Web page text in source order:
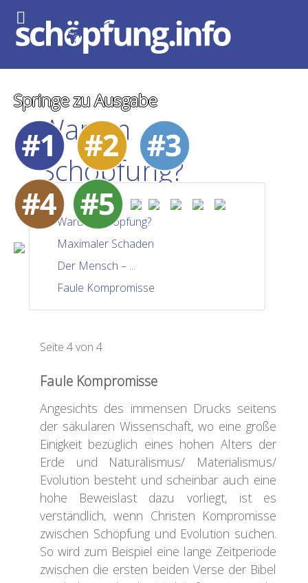
Springe zu Ausgabe
Warum
Schöpfung?
Warum Schöpfung?
Maximaler Schaden
Der Mensch – ...
Faule Kompromisse
Seite 4 von 4
Faule Kompromisse
Angesichts des immensen Drucks seitens
der säkularen Wissenschaft, wo eine große
Einigkeit bezüglich eines hohen Alters der
Erde und Naturalismus/ Materialismus/
Evolution besteht und scheinbar auch eine
hohe Beweislast dazu vorliegt, ist es
verständlich, wenn Christen Kompromisse
zwischen Schöpfung und Evolution suchen.
So wird zum Beispiel eine lange Zeitperiode
zwischen die ersten beiden Verse der Bibel